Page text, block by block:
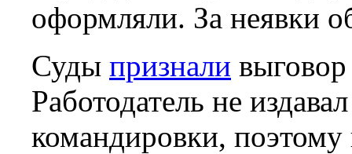
оформляли. За неявки
Суды признали
Работодатель не
командировки, поэтому